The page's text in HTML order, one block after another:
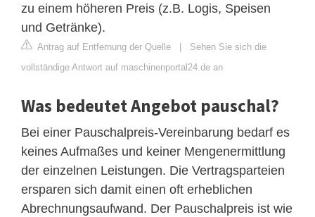
zu einem höheren Preis (z.B. Logis, Speisen
und Getränke).
Antrag auf Entfernung der Quelle
Sehen Sie sich die
vollständige Antwort auf maschinenportal24.de an
Was bedeutet Angebot pauschal?
Bei einer Pauschalpreis-Vereinbarung bedarf es
keines Aufmaßes und keiner Mengenermittlung
der einzelnen Leistungen. Die Vertragsparteien
ersparen sich damit einen oft erheblichen
Abrechnungsaufwand. Der Pauschalpreis ist wie